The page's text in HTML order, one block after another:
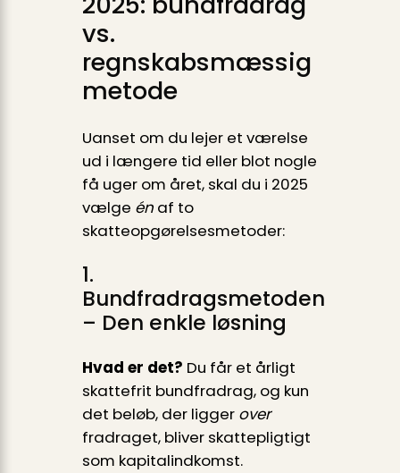
vs.
regnskabsmæssig
metode
Uanset om du lejer et værelse
ud i længere tid eller blot nogle
få uger om året, skal du i 2025
vælge énaf to
skatteopgørelses­metoder:
1.
Bundfradragsmetoden
– Den enkle løsning
Hvad er det? Du får et årligt
skattefrit bundfradrag, og kun
det beløb, der ligger over
fradraget, bliver skattepligtigt
som kapitalindkomst.